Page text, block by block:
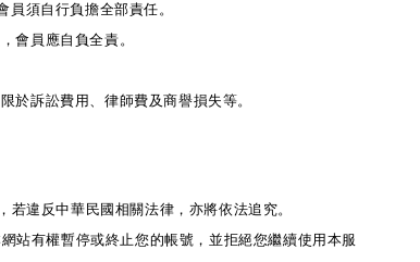
須自行負擔全部責任。
會員應自負全責。
於訴訟費用、律師費及商譽損失等。
違反中華民國相關法律，亦將依法追究。
站有權暫停或終止您的帳號，並拒絕您繼續使用本服